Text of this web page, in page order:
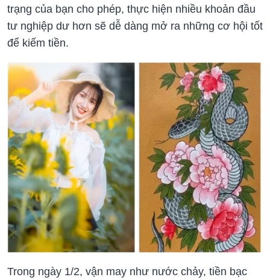
trạng của bạn cho phép, thực hiện nhiều khoản đầu
tư nghiệp dư hơn sẽ dễ dàng mở ra những cơ hội tốt
để kiếm tiền.
Trong ngày 1/2, vận may như nước chảy, tiền bạc